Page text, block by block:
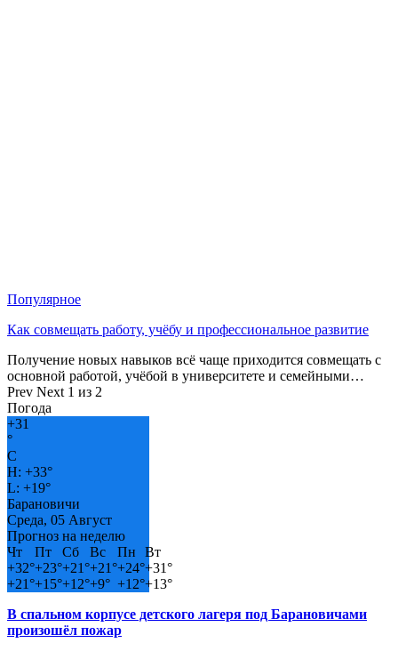
Популярное
Как совмещать работу, учёбу и профессиональное развитие
Получение новых навыков всё чаще приходится совмещать с
основной работой, учёбой в университете и семейными…
Prev Next 1 из 2
Погода
+31
°
C
H: +33°
L: +19°
Барановичи
Среда, 05 Август
Прогноз на неделю
Чт
Пт Сб Вс Пн
Вт
+32°+23°+21°+21°+24°+31°
+21°+15°+12°+9° +12°+13°
В спальном корпусе детского лагеря под Барановичами
произошёл пожар